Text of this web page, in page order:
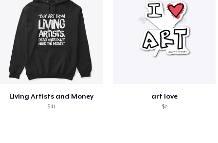
Living Artists and Money
$41
art love
$7